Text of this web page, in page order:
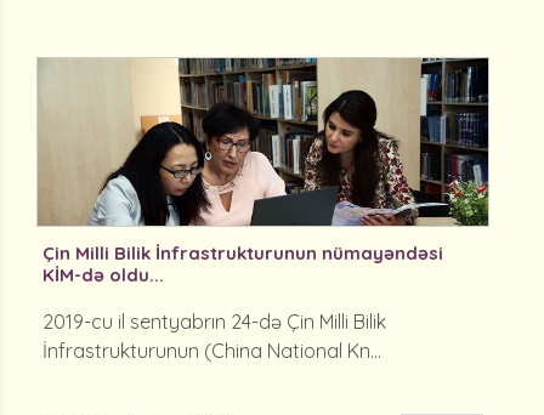
Çin Milli Bilik İnfrastrukturunun nümayəndəsi
KİM-də oldu...
2019-cu il sentyabrın 24-də Çin Milli Bilik
İnfrastrukturunun (China National Kn...